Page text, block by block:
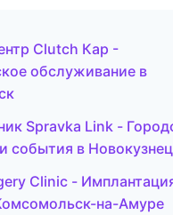
Clutch Кар -
обслуживание в
Spravka Link -
события в
Clinic -
на-Амуре